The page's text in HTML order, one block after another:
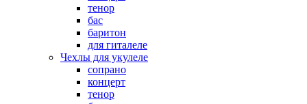
тенор
бас
баритон
для гиталеле
Чехлы для укулеле
сопрано
концерт
тенор